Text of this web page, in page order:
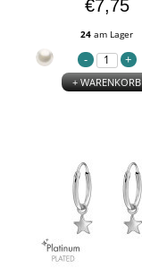
€7,75
24 am Lager
+ WARENKORB